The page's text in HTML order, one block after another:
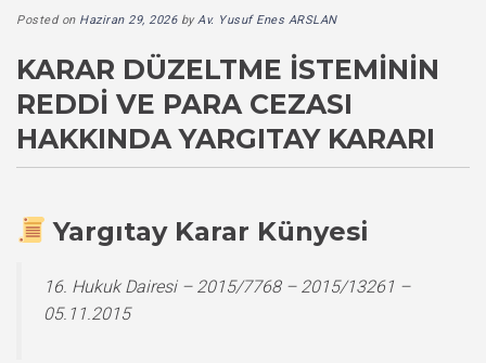
Posted on Haziran 29, 2026byAv. Yusuf Enes ARSLAN
KARAR DÜZELTME İSTEMININ
REDDI VE PARA CEZASI
HAKKINDA YARGITAY KARARI
Yargıtay Karar Künyesi
16. Hukuk Dairesi – 2015/7768 – 2015/13261 –
05.11.2015